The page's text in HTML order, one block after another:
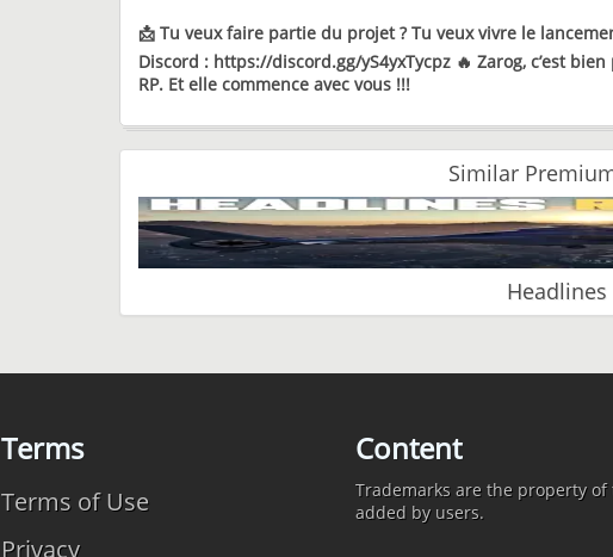
📩 Tu veux faire partie du projet ? Tu veux vivre le
Discord : https://discord.gg/yS4yxTycpz 🔥 Zarog, c’est
RP. Et elle commence avec vous !!!
Similar
Headlines
Terms
Terms of Use
Privacy
Content
Trademarks are the property
added by users.